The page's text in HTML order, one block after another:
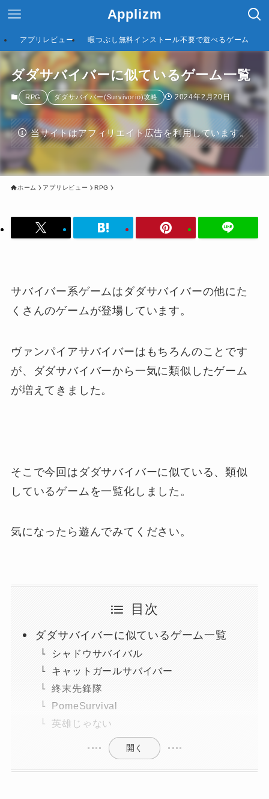
Applizm
アプリレビュー 暇つぶし無料インストール不要で遊べるゲーム
ダダサバイバーに似ているゲーム一覧
RPG ダダサバイバー(Survivorio)攻略 2024年2月20日
当サイトはアフィリエイト広告を利用しています。
ホーム アプリレビュー RPG
サバイバー系ゲームはダダサバイバーの他にた
くさんのゲームが登場しています。
ヴァンパイアサバイバーはもちろんのことです
が、ダダサバイバーから一気に類似したゲーム
が増えてきました。
そこで今回はダダサバイバーに似ている、類似
しているゲームを一覧化しました。
気になったら遊んでみてください。
目次
ダダサバイバーに似ているゲーム一覧
シャドウサバイバル
キャットガールサバイバー
終末先鋒隊
PomeSurvival
英雄じゃない
開く